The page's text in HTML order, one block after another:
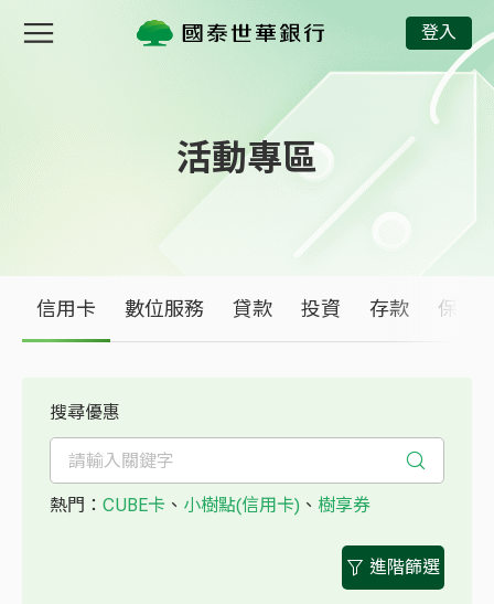
登入
活動專區
信用卡 數位服務 貸款 投資 存款 保險
搜尋優惠
熱門： CUBE卡 、 小樹點(信用卡) 、 樹享券
進階篩選